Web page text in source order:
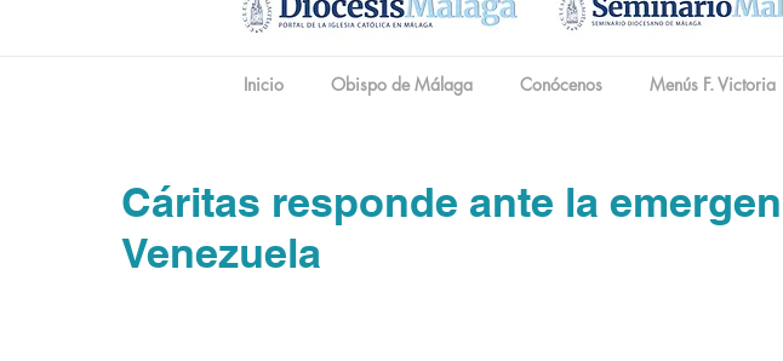
Inicio Obispo de Málaga Conócenos Menús F. Victoria
Cáritas responde ante la
Venezuela